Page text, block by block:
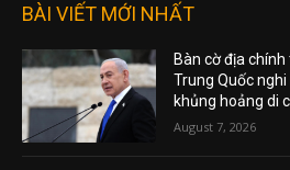
BÀI VIẾT MỚI NHẤT
Bàn cờ địa
Trung Quốc
khủng hoảng di
August 7, 2026